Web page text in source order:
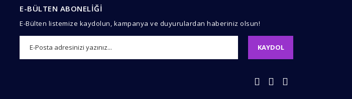
Yorum Yaz
E-BÜLTEN ABONELİĞİ
E-Bülten listemize kaydolun, kampanya ve duyurulardan haberiniz olsun!
KAYDOL